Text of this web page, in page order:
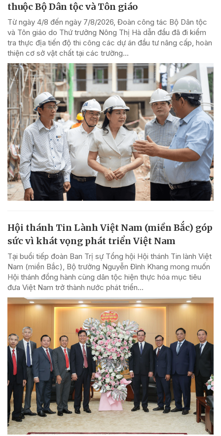
thuộc Bộ Dân tộc và Tôn giáo
Từ ngày 4/8 đến ngày 7/8/2026, Đoàn công tác Bộ Dân tộc
và Tôn giáo do Thứ trưởng Nông Thị Hà dẫn đầu đã đi kiểm
tra thực địa tiến độ thi công các dự án đầu tư nâng cấp, hoàn
thiện cơ sở vật chất tại các trường...
Hội thánh Tin Lành Việt Nam (miền Bắc) góp
sức vì khát vọng phát triển Việt Nam
Tại buổi tiếp đoàn Ban Trị sự Tổng hội Hội thánh Tin lành Việt
Nam (miền Bắc), Bộ trưởng Nguyễn Đình Khang mong muốn
Hội thánh đồng hành cùng dân tộc hiện thực hóa mục tiêu
đưa Việt Nam trở thành nước phát triển...